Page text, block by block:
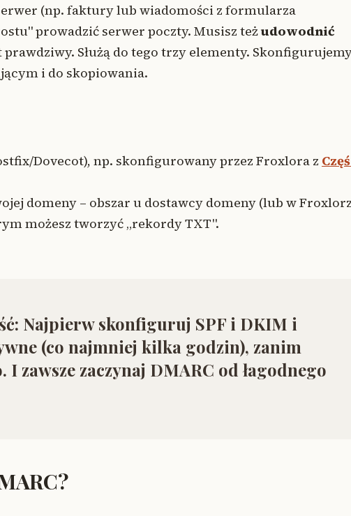
(np. faktury lub wiadomości z formularza
prowadzić serwer poczty. Musisz teżudowodnić
Służą do tego trzy elementy.
i do skopiowania.
Dovecot), np. skonfigurowany przez Froxlora z
domeny – obszar u dostawcy domeny (lub w
możesz tworzyć „rekordy TXT".
Najpierw skonfiguruj SPF i DKIM i
(co najmniej kilka godzin), zanim
I zawsze zaczynaj DMARC od łagodnego